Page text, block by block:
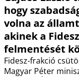
hogy
volna az
akinek a
felmentését
Fidesz-frakció
Magyar Péter